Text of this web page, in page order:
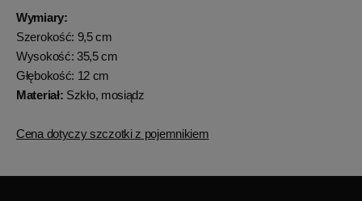
Wymiary:
Szerokość: 9,5 cm
Wysokość: 35,5 cm
Głębokość: 12 cm
Materiał: Szkło, mosiądz
Cena dotyczy szczotki z pojemnikiem